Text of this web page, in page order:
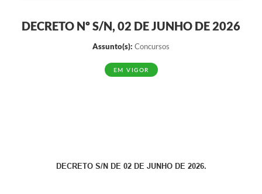
DECRETO Nº S/N, 02 DE JUNHO DE 2026
Assunto(s): Concursos
EM VIGOR
DECRETO S/N DE 02 DE JUNHO DE 2026.